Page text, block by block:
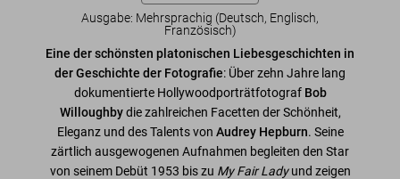
Ausgabe: Mehrsprachig (Deutsch, Englisch,
Französisch)
Eine der schönsten platonischen Liebesgeschichten in
der Geschichte der Fotografie: Über zehn Jahre lang
dokumentierte Hollywoodporträtfotograf Bob
Willoughbydie zahlreichen Facetten der Schönheit,
Eleganz und des Talents von Audrey Hepburn. Seine
zärtlich ausgewogenen Aufnahmen begleiten den Star
von seinem Debüt 1953 bis zu My Fair Ladyund zeigen